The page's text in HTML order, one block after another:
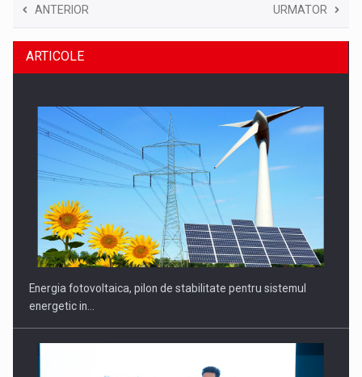
ANTERIOR URMATOR
ARTICOLE
Energia fotovoltaica, pilon de stabilitate pentru sistemul
energetic in…